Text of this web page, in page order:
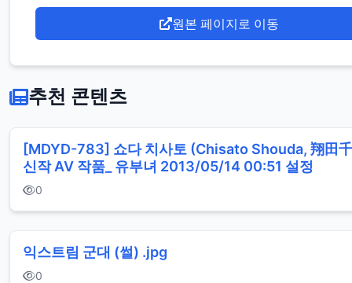
원본 페이지로 이동
추천 콘텐츠
[MDYD-783] 쇼다 치사토 (Chisato Shouda, ‎翔田
신작 AV 작품_ 유부녀 2013/05/14 00:51 설정
0
익스트림 군대 (썰) .jpg
0